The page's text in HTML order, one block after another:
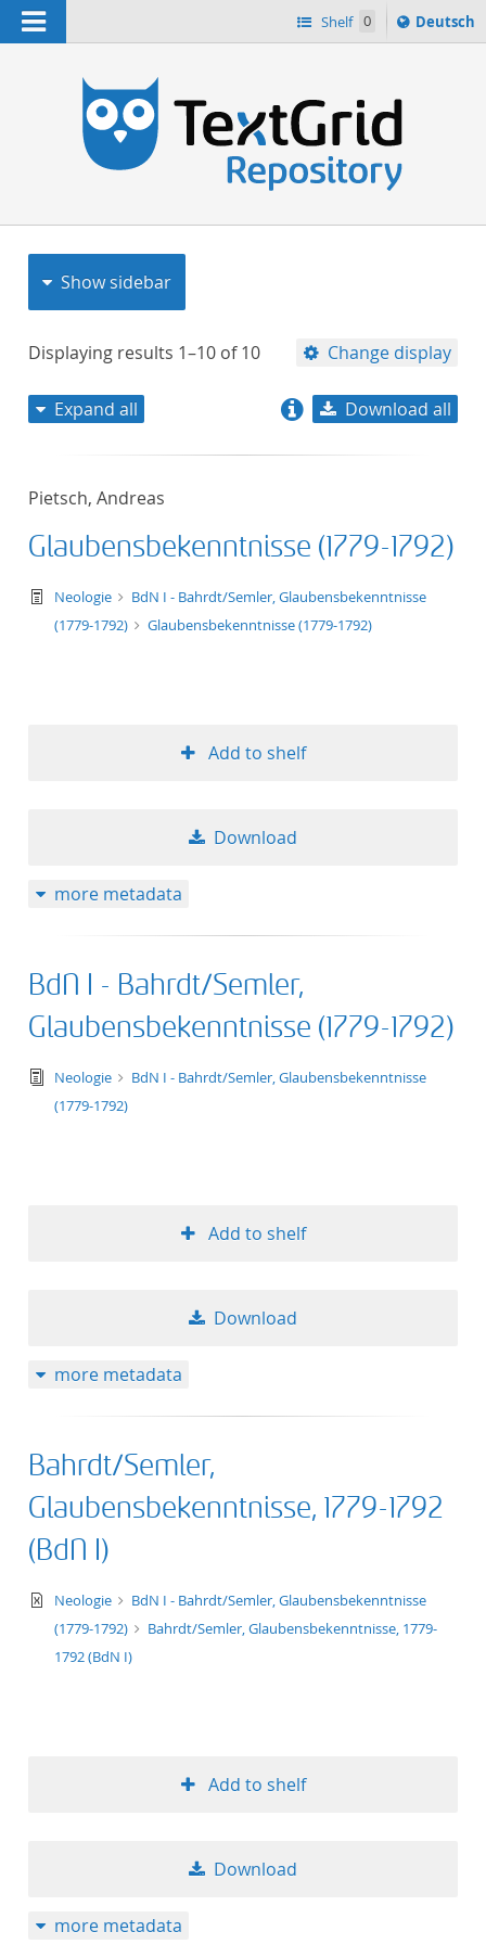
Navigation Shelf 0
Sprache
ï¿½ndern
Deutsch
Show sidebar
Displaying results 1–10 of10 Change display
title descending
format ascending
Expand all Download all
Pietsch, Andreas
Glaubensbekenntnisse (1779-1792)
text/tg.work+xml
Neologie
BdN I - Bahrdt/Semler, Glaubensbekenntnisse
(1779-1792)
Glaubensbekenntnisse (1779-1792)
Add to shelf
Download
more metadata
BdN I - Bahrdt/Semler,
Glaubensbekenntnisse (1779-1792)
text/tg.edition+tg.aggregation+xml
Neologie
BdN I - Bahrdt/Semler, Glaubensbekenntnisse
(1779-1792)
Add to shelf
Download
more metadata
Bahrdt/Semler,
Glaubensbekenntnisse, 1779-1792
(BdN I)
text/xml
Neologie
BdN I - Bahrdt/Semler, Glaubensbekenntnisse
(1779-1792)
Bahrdt/Semler, Glaubensbekenntnisse, 1779-
1792 (BdN I)
Add to shelf
Download
more metadata